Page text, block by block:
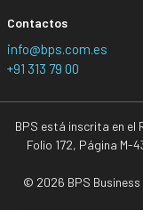
Contactos
info@bps.com.es
+91 313 79 00
BPS está inscrita en el
Folio 172, Página M-
© 2026 BPS